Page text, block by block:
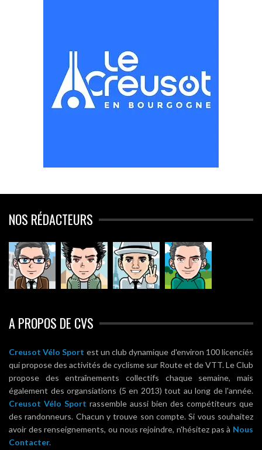
NOS RÉDACTEURS
A PROPOS DE CVS
Creusot Vélo Sport est un club dynamique d'environ 100 licenciés
qui propose des activités de cyclisme sur Route et de VTT. Le Club
propose des entraînements collectifs chaque semaine, mais
également des organsiations (5 en 2013) tout au long de l'année.
Creusot Vélo Sport rassemble aussi bien des compétiteurs que
des randonneurs. Chacun y trouve son compte. Si vous souhaitez
avoir des renseignements, ou nous rejoindre, n'hésitez pas à Nous
Contacter.